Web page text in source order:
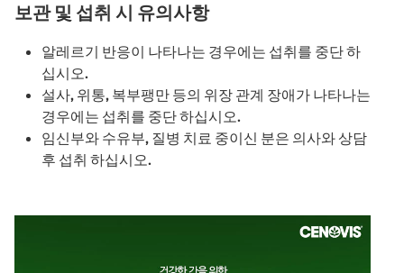
보관 및 섭취 시 유의사항
알레르기 반응이 나타나는 경우에는 섭취를 중단 하
십시오.
설사, 위통, 복부팽만 등의 위장 관계 장애가 나타나는
경우에는 섭취를 중단 하십시오.
임신부와 수유부, 질병 치료 중이신 분은 의사와 상담
후 섭취 하십시오.